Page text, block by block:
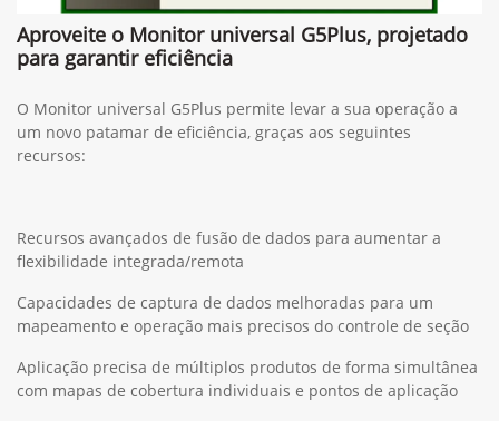
Aproveite o Monitor universal G5Plus, projetado
para garantir eficiência
O Monitor universal G5Plus permite levar a sua operação a
um novo patamar de eficiência, graças aos seguintes
recursos:
Recursos avançados de fusão de dados para aumentar a
flexibilidade integrada/remota
Capacidades de captura de dados melhoradas para um
mapeamento e operação mais precisos do controle de seção
Aplicação precisa de múltiplos produtos de forma simultânea
com mapas de cobertura individuais e pontos de aplicação